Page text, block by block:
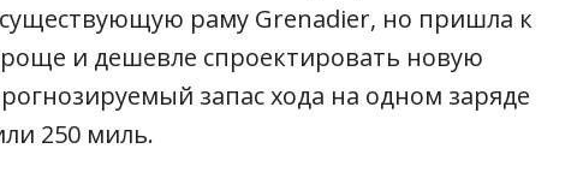
раму Grenadier, но пришла к
и дешевле спроектировать новую
запас хода на одном заряде
250 миль.